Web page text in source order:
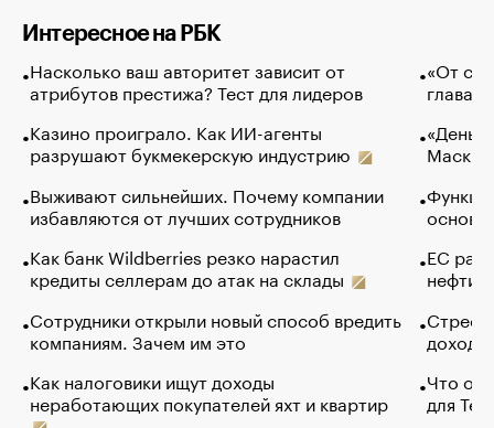
Интересное на РБК
Насколько ваш авторитет зависит от
атрибутов престижа? Тест для лидеров
Казино проиграло. Как ИИ-агенты
разрушают букмекерскую индустрию
Выживают сильнейших. Почему компании
избавляются от лучших сотрудников
Как банк Wildberries резко нарастил
кредиты селлерам до атак на склады
Сотрудники открыли новый способ вредить
компаниям. Зачем им это
Как налоговики ищут доходы
неработающих покупателей яхт и квартир
«От
глава
Маск в
основ
ЕС
нефти
Что
для